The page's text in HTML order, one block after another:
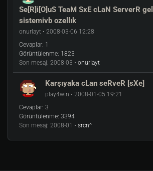
Se[R]i[O]uS TeaM SxE cLaN ServerR
sistemivb ozellık
onurlayt • 2008-03-06 12:28
Cevaplar: 1
Görüntülenme: 1823
Son mesaj: 2008-03 • onurlayt
Karşıyaka cLan seRveR [sXe]
play4win • 2008-01-05 19:21
Cevaplar: 3
Görüntülenme: 3394
Son mesaj: 2008-01 • srcn^